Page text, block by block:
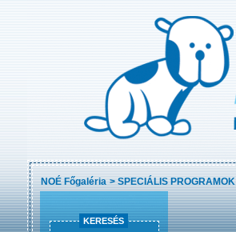
NOÉ Főgaléria >SPECIÁLIS PROGRAMOK
KERESÉS